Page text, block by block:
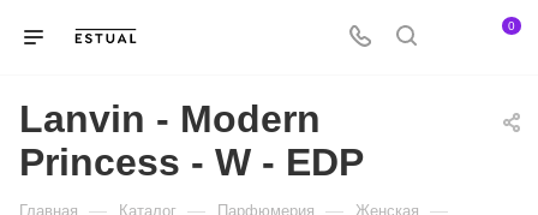
0
Lanvin - Modern
Princess - W - EDP
Главная — Каталог — Парфюмерия — Женская —